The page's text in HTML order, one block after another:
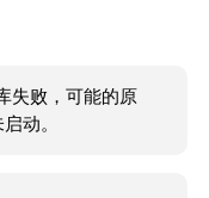
失败，可能的原
动。